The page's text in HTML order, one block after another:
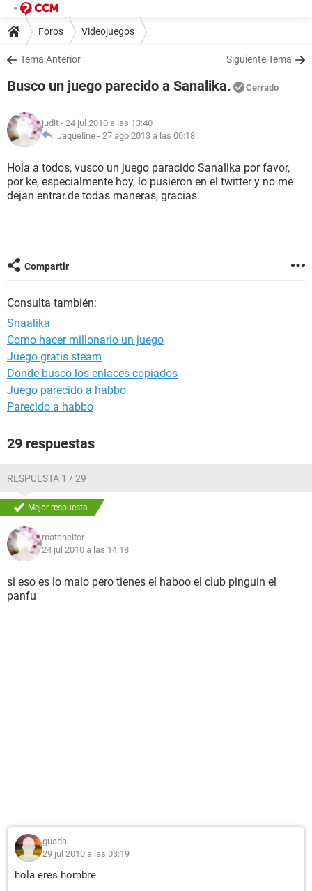
Foros Videojuegos
Tema Anterior Siguiente Tema
Busco un juego parecido a Sanalika. Cerrado
judit - 24 jul 2010 a las 13:40
Jaqueline - 27 ago 2013 a las 00:18
Hola a todos, vusco un juego paracido Sanalika por favor,
por ke, especialmente hoy, lo pusieron en el twitter y no me
dejan entrar.de todas maneras, gracias.
Compartir
Consulta también:
Snaalika
Como hacer millonario un juego
Juego gratis steam
Donde busco los enlaces copiados
Juego parecido a habbo
Parecido a habbo
29 respuestas
RESPUESTA 1 / 29
Mejor respuesta
mataneitor
24 jul 2010 a las 14:18
si eso es lo malo pero tienes el haboo el club pinguin el
panfu
guada
29 jul 2010 a las 03:19
hola eres hombre